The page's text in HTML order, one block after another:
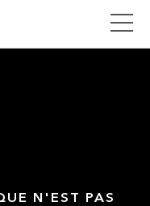
N'EST PAS